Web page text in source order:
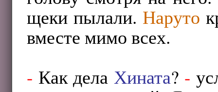
щеки пылали. Наруто
вместе мимо всех.
- Как дела Хината? -